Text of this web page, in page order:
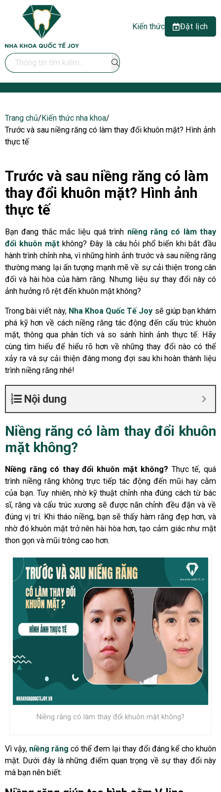
Search ...
Kiến thức Đặt lịch
Trang chủ/Kiến thức nha khoa/
Trước và sau niềng răng có làm thay đổi khuôn mặt? Hình ảnh
thực tế
Trước và sau niềng răng có làm
thay đổi khuôn mặt? Hình ảnh
thực tế
Bạn đang thắc mắc liệu quá trình niềng răng có làm thay
đổi khuôn mặt không? Đây là câu hỏi phổ biến khi bắt đầu
hành trình chỉnh nha, vì những hình ảnh trước và sau niềng răng
thường mang lại ấn tượng mạnh mẽ về sự cải thiện trong cân
đối và hài hòa của hàm răng. Nhưng liệu sự thay đổi này có
ảnh hưởng rõ rệt đến khuôn mặt không?
Trong bài viết này, Nha Khoa Quốc Tế Joy sẽ giúp bạn khám
phá kỹ hơn về cách niềng răng tác động đến cấu trúc khuôn
mặt, thông qua phân tích và so sánh hình ảnh thực tế. Hãy
cùng tìm hiểu để hiểu rõ hơn về những thay đổi nào có thể
xảy ra và sự cải thiện đáng mong đợi sau khi hoàn thành liệu
trình niềng răng nhé!
Nội dung
Niềng răng có làm thay đổi khuôn
mặt không?
Niềng răng có thay đổi khuôn mặt không? Thực tế, quá
trình niềng răng không trực tiếp tác động đến mũi hay cằm
của bạn. Tuy nhiên, nhờ kỹ thuật chỉnh nha đúng cách từ bác
sĩ, răng và cấu trúc xương sẽ được nắn chỉnh đều đặn và về
đúng vị trí. Khi tháo niềng, bạn sẽ thấy hàm răng đẹp hơn, và
nhờ đó khuôn mặt trở nên hài hòa hơn, tạo cảm giác như mặt
thon gọn và mũi trông cao hơn.
Niềng răng có làm thay đổi khuôn mặt không?
Vì vậy, niềng răng có thể đem lại thay đổi đáng kể cho khuôn
mặt. Dưới đây là những điểm quan trọng về sự thay đổi này
mà bạn nên biết: